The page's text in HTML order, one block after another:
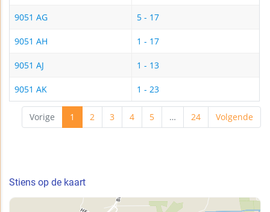
9051 AG 5 - 17
9051 AH 1 - 17
9051 AJ 1 - 13
9051 AK 1 - 23
Vorige 1 2 3 4 5 … 24 Volgende
Stiens op de kaart